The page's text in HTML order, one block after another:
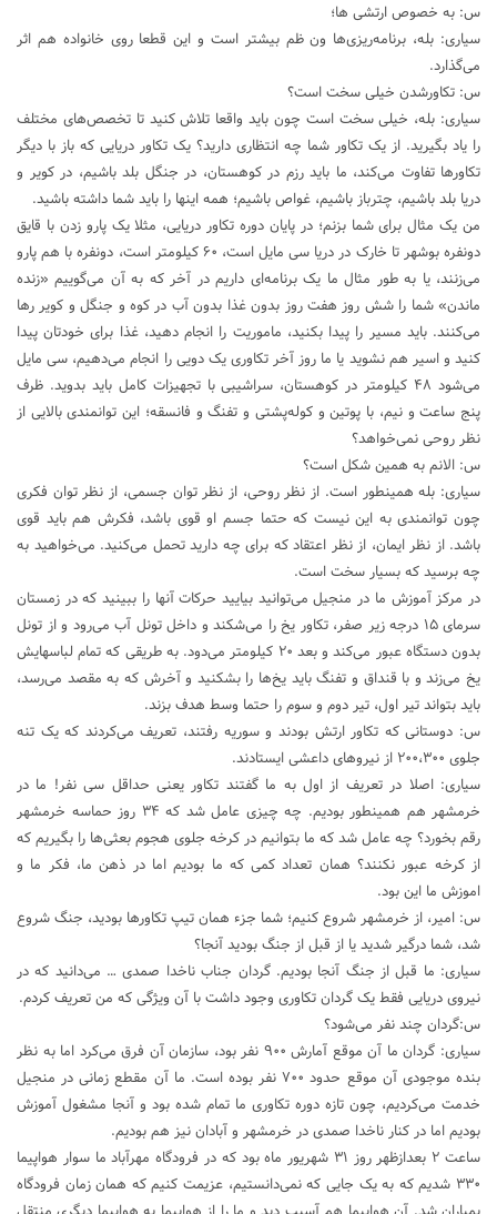
س: به خصوص ارتشی ها؛
سیاری: بله، برنامه‌ریزی‌ها ون ظم بیشتر است و این قطعا روی خانواده هم اثر
می‌گذارد.
س: تکاورشدن خیلی سخت است؟
سیاری: بله، خیلی سخت است چون باید واقعا تلاش کنید تا تخصص‌های مختلف
را یاد بگیرید. از یک تکاور شما چه انتظاری دارید؟ یک تکاور دریایی که باز با دیگر
تکاورها تفاوت می‌کند، ما باید رزم در کوهستان، در جنگل بلد باشیم، در کویر و
دریا بلد باشیم، چترباز باشیم، غواص باشیم؛ همه اینها را باید شما داشته باشید.
من یک مثال برای شما بزنم؛ در پایان دوره تکاور دریایی، مثلا یک پارو زدن با قایق
دونفره بوشهر تا خارک در دریا سی مایل است، ۶۰ کیلومتر است، دونفره با هم پارو
می‌زنند، یا به طور مثال ما یک برنامه‌ای داریم در آخر که به آن می‌گوییم «زنده
ماندن» شما را شش روز هفت روز بدون غذا بدون آب در کوه و جنگل و کویر رها
می‌کنند. باید مسیر را پیدا بکنید، ماموریت را انجام دهید، غذا برای خودتان پیدا
کنید و اسیر هم نشوید یا ما روز آخر تکاوری یک دویی را انجام می‌دهیم، سی مایل
می‌شود ۴۸ کیلومتر در کوهستان، سراشیبی با تجهیزات کامل باید بدوید. ظرف
پنج ساعت و نیم، با پوتین و کوله‌پشتی و تفنگ و فانسقه؛ این توانمندی بالایی از
نظر روحی نمی‌خواهد؟
س: الانم به همین شکل است؟
سیاری: بله همینطور است. از نظر روحی، از نظر توان جسمی، از نظر توان فکری
چون توانمندی به این نیست که حتما جسم او قوی باشد، فکرش هم باید قوی
باشد. از نظر ایمان، از نظر اعتقاد که برای چه دارید تحمل می‌کنید. می‌خواهید به
چه برسید که بسیار سخت است.
در مرکز آموزش ما در منجیل می‌توانید بیایید حرکات آنها را ببینید که در زمستان
سرمای ۱۵ درجه زیر صفر، تکاور یخ را می‌شکند و داخل تونل آب می‌رود و از تونل
بدون دستگاه عبور می‌کند و بعد ۲۰ کیلومتر می‌دود. به طریقی که تمام لباسهایش
یخ می‌زند و با قنداق و تفنگ باید یخ‌ها را بشکنید و آخرش که به مقصد می‌رسد،
باید بتواند تیر اول، تیر دوم و سوم را حتما وسط هدف بزند.
س: دوستانی که تکاور ارتش بودند و سوریه رفتند، تعریف می‌کردند که یک تنه
جلوی ۲۰۰،۳۰۰ از نیروهای داعشی ایستادند.
سیاری: اصلا در تعریف از اول به ما گفتند تکاور یعنی حداقل سی نفر! ما در
خرمشهر هم همینطور بودیم. چه چیزی عامل شد که ۳۴ روز حماسه خرمشهر
رقم بخورد؟ چه عامل شد که ما بتوانیم در کرخه جلوی هجوم بعثی‌ها را بگیریم که
از کرخه عبور نکنند؟ همان تعداد کمی که ما بودیم اما در ذهن ما، فکر ما و
اموزش ما این بود.
س: امیر، از خرمشهر شروع کنیم؛ شما جزء همان تیپ تکاورها بودید، جنگ شروع
شد، شما درگیر شدید یا از قبل از جنگ بودید آنجا؟
سیاری: ما قبل از جنگ آنجا بودیم. گردان جناب ناخدا صمدی … می‌دانید که در
نیروی دریایی فقط یک گردان تکاوری وجود داشت با آن ویژگی که من تعریف کردم.
س:گردان چند نفر می‌شود؟
سیاری: گردان ما آن موقع آمارش ۹۰۰ نفر بود، سازمان آن فرق ‌می‌کرد اما به نظر
بنده موجودی آن موقع حدود ۷۰۰ نفر بوده است. ما آن مقطع زمانی در منجیل
خدمت می‌کردیم، چون تازه دوره تکاوری ما تمام شده بود و آنجا مشغول آموزش
بودیم اما در کنار ناخدا صمدی در خرمشهر و آبادان نیز هم بودیم.
ساعت ۲ بعدازظهر روز ۳۱ شهریور ماه بود که در فرودگاه مهرآباد ما سوار هواپیما
۳۳۰ شدیم که به یک جایی که نمی‌دانستیم، عزیمت کنیم که همان زمان فرودگاه